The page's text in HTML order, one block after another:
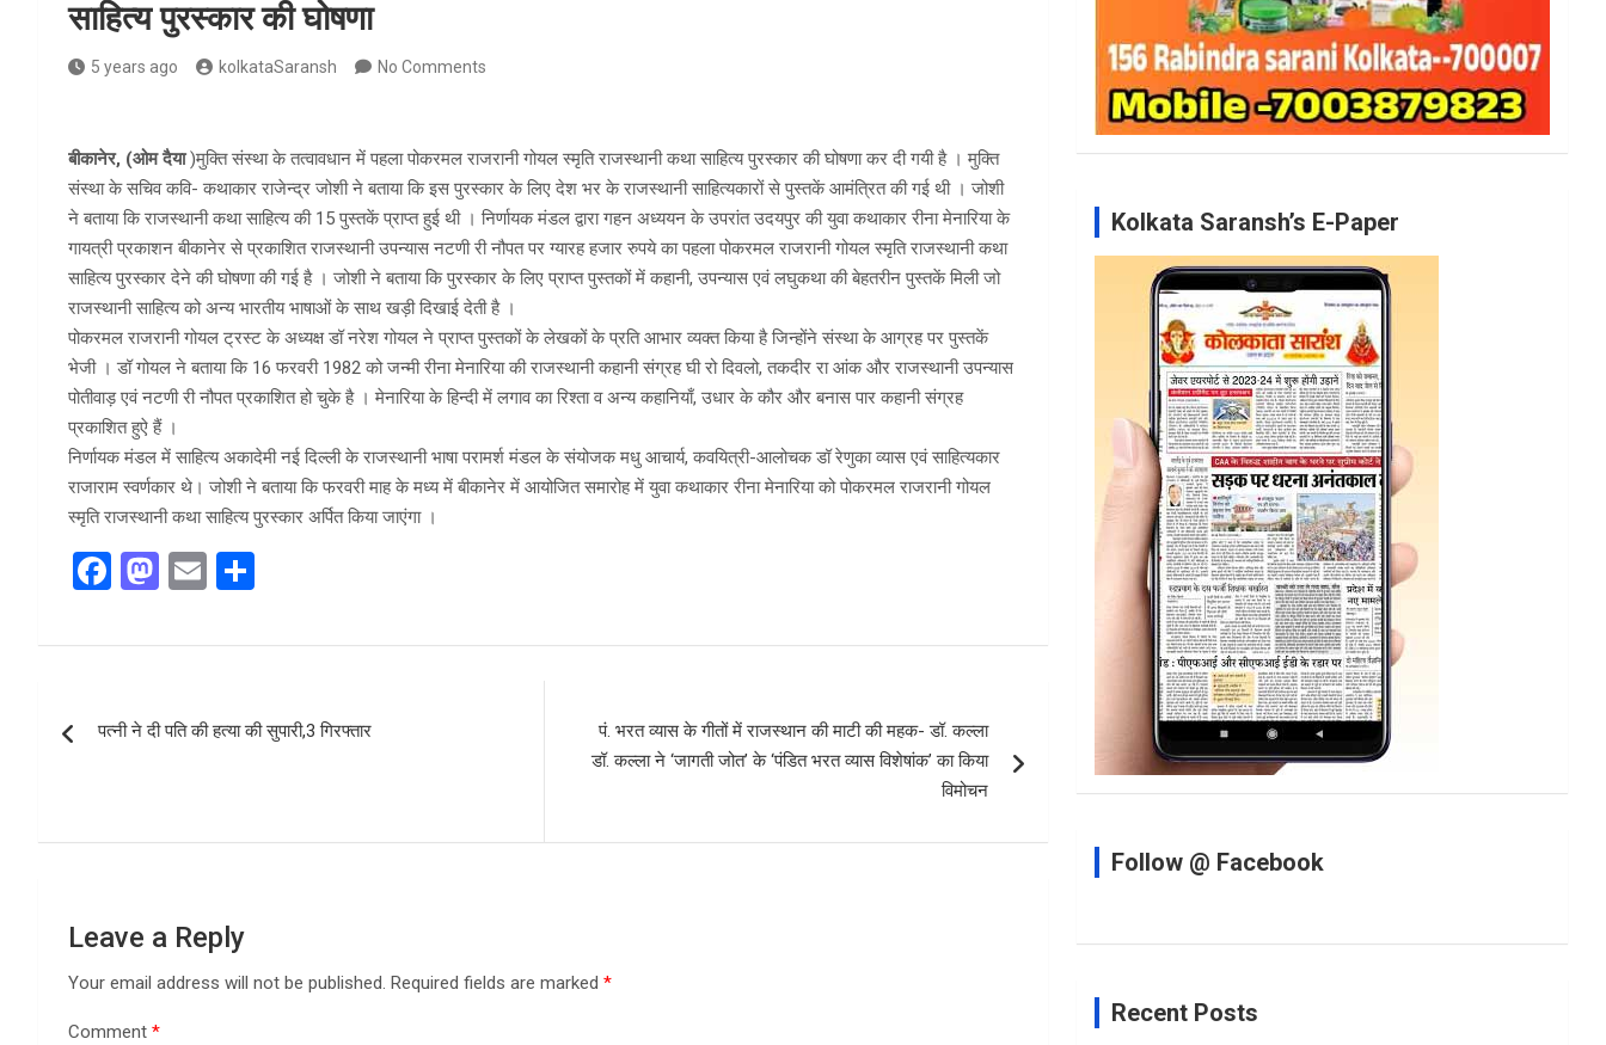
साहित्य पुरस्कार की घोषणा
5 years ago kolkataSaransh No Comments
बीकानेर, (ओम दैया)मुक्ति संस्था के तत्वावधान में पहला पोकरमल राजरानी गोयल स्मृति राजस्थानी कथा साहित्य पुरस्कार की घोषणा कर दी गयी है । मुक्ति
संस्था के सचिव कवि- कथाकार राजेन्द्र जोशी ने बताया कि इस पुरस्कार के लिए देश भर के राजस्थानी साहित्यकारों से पुस्तकें आमंत्रित की गई थी । जोशी
ने बताया कि राजस्थानी कथा साहित्य की 15 पुस्तकें प्राप्त हुई थी । निर्णायक मंडल द्वारा गहन अध्ययन के उपरांत उदयपुर की युवा कथाकार रीना मेनारिया के
गायत्री प्रकाशन बीकानेर से प्रकाशित राजस्थानी उपन्यास नटणी री नौपत पर ग्यारह हजार रुपये का पहला पोकरमल राजरानी गोयल स्मृति राजस्थानी कथा
साहित्य पुरस्कार देने की घोषणा की गई है । जोशी ने बताया कि पुरस्कार के लिए प्राप्त पुस्तकों में कहानी, उपन्यास एवं लघुकथा की बेहतरीन पुस्तकें मिली जो
राजस्थानी साहित्य को अन्य भारतीय भाषाओं के साथ खड़ी दिखाई देती है ।
पोकरमल राजरानी गोयल ट्रस्ट के अध्यक्ष डॉ नरेश गोयल ने प्राप्त पुस्तकों के लेखकों के प्रति आभार व्यक्त किया है जिन्होंने संस्था के आग्रह पर पुस्तकें
भेजी । डॉ गोयल ने बताया कि 16 फरवरी 1982 को जन्मी रीना मेनारिया की राजस्थानी कहानी संग्रह घी रो दिवलो, तकदीर रा आंक और राजस्थानी उपन्यास
पोतीवाड़ एवं नटणी री नौपत प्रकाशित हो चुके है । मेनारिया के हिन्दी में लगाव का रिश्ता व अन्य कहानियाँ, उधार के कौर और बनास पार कहानी संग्रह
प्रकाशित हुऐ हैं ।
निर्णायक मंडल में साहित्य अकादेमी नई दिल्ली के राजस्थानी भाषा परामर्श मंडल के संयोजक मधु आचार्य, कवयित्री-आलोचक डॉ रेणुका व्यास एवं साहित्यकार
राजाराम स्वर्णकार थे। जोशी ने बताया कि फरवरी माह के मध्य में बीकानेर में आयोजित समारोह में युवा कथाकार रीना मेनारिया को पोकरमल राजरानी गोयल
स्मृति राजस्थानी कथा साहित्य पुरस्कार अर्पित किया जाएंगा ।
F
ce
o
M
st
d
E
ail ar
navigation
पत्नी ने दी पति की हत्या की सुपारी,3 गिरफ्तार
पं. भरत व्यास के गीतों में राजस्थान की माटी की महक- डॉ. कल्ला
डॉ. कल्ला ने ‘जागती जोत’ के ‘पंडित भरत व्यास विशेषांक’ का किया
विमोचन
Leave a Reply
Your email address will not be published. Required fields are marked *
Comment *
Kolkata Saransh’s E-Paper
Follow @ Facebook
Recent Posts